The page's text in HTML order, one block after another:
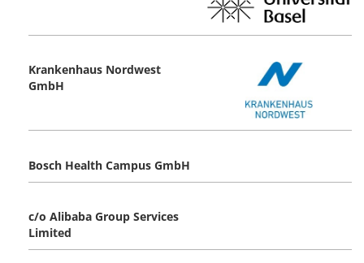
Krankenhaus Nordwest
GmbH
Bosch Health Campus GmbH
c/o Alibaba Group Services
Limited